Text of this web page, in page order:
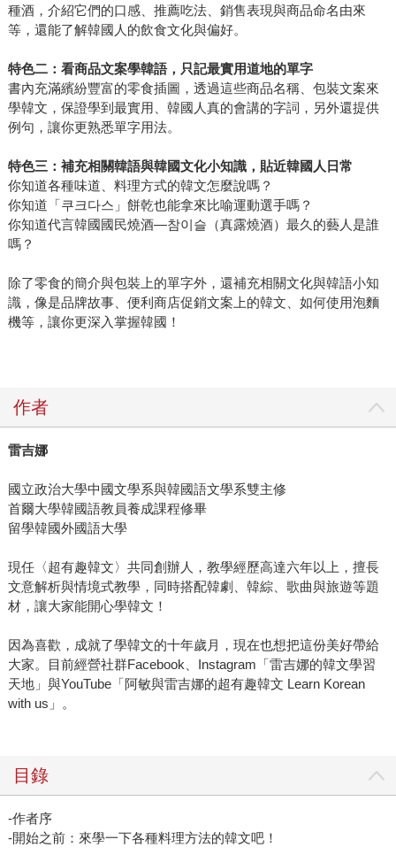
種酒，介紹它們的口感、推薦吃法、銷售表現與商品命名由來
等，還能了解韓國人的飲食文化與偏好。
特色二：看商品文案學韓語，只記最實用道地的單字
書內充滿繽紛豐富的零食插圖，透過這些商品名稱、包裝文案來
學韓文，保證學到最實用、韓國人真的會講的字詞，另外還提供
例句，讓你更熟悉單字用法。
特色三：補充相關韓語與韓國文化小知識，貼近韓國人日常
你知道各種味道、料理方式的韓文怎麼說嗎？
你知道「쿠크다스」餅乾也能拿來比喻運動選手嗎？
你知道代言韓國國民燒酒—참이슬（真露燒酒）最久的藝人是誰
嗎？
除了零食的簡介與包裝上的單字外，還補充相關文化與韓語小知
識，像是品牌故事、便利商店促銷文案上的韓文、如何使用泡麵
機等，讓你更深入掌握韓國！
作者
雷吉娜
國立政治大學中國文學系與韓國語文學系雙主修
首爾大學韓國語教員養成課程修畢
留學韓國外國語大學
現任〈超有趣韓文〉共同創辦人，教學經歷高達六年以上，擅長
文意解析與情境式教學，同時搭配韓劇、韓綜、歌曲與旅遊等題
材，讓大家能開心學韓文！
因為喜歡，成就了學韓文的十年歲月，現在也想把這份美好帶給
大家。目前經營社群Facebook、Instagram「雷吉娜的韓文學習
天地」與YouTube「阿敏與雷吉娜的超有趣韓文 Learn Korean
with us」。
目錄
-作者序
-開始之前：來學一下各種料理方法的韓文吧！